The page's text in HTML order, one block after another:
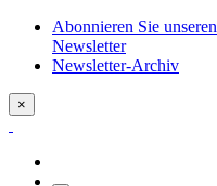
Abonnieren Sie unseren
Newsletter
Newsletter-Archiv
×